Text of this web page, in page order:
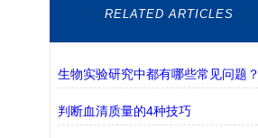
RELATED ARTICLES
生物实验研究中都有哪些常见问题？
判断血清质量的4种技巧